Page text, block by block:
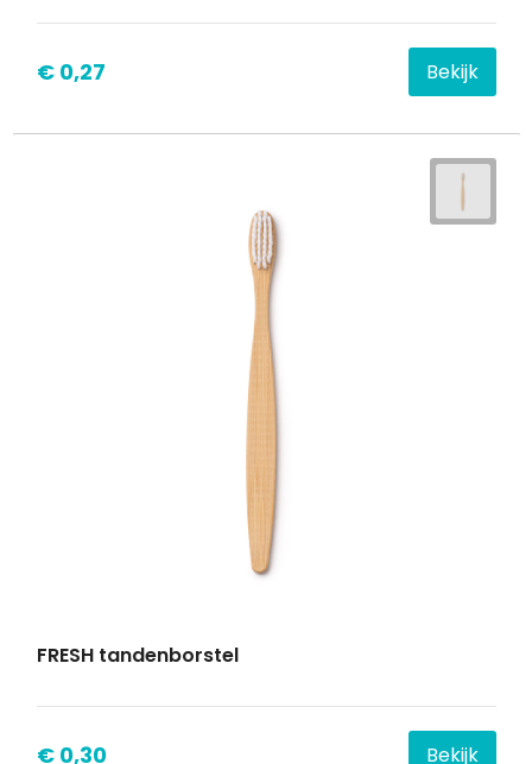
€ 0,27 Bekijk
FRESH tandenborstel
€ 0,30 Bekijk